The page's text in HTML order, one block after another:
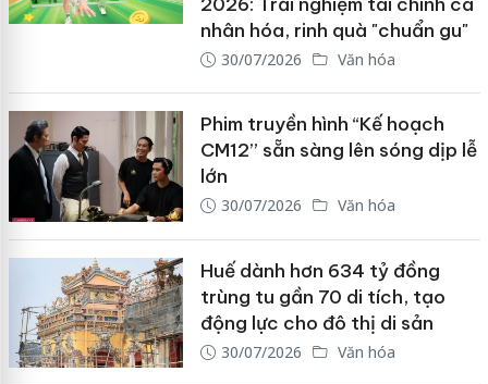
nhân hóa, rinh quà "chuẩn gu"
30/07/2026 Văn hóa
Phim truyền hình “Kế hoạch
CM12” sẵn sàng lên sóng dịp lễ
lớn
30/07/2026 Văn hóa
Huế dành hơn 634 tỷ đồng
trùng tu gần 70 di tích, tạo
động lực cho đô thị di sản
30/07/2026 Văn hóa